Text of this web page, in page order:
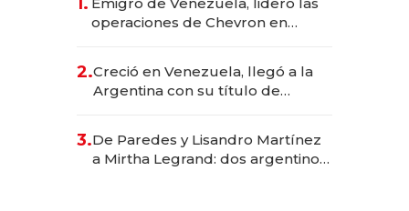
operaciones de Chevron en
2.Creció en Venezuela, llegó a la
Argentina con su título de
las marcas "fast premium"
3.De Paredes y Lisandro Martínez
a Mirtha Legrand: dos argentinos